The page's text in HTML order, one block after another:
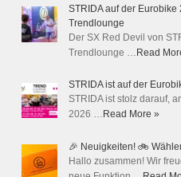
STRIDA auf der
Trendlounge
Der SX Red Devil von
Trendlounge … Read
STRIDA ist auf der
STRIDA ist stolz darauf,
2026 … Read More »
🎉 Neuigkeiten! 🚲
Hallo zusammen! Wir